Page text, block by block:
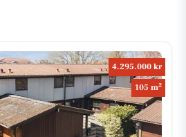
4.295.000 kr
105 m2